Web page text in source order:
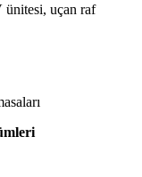
ünitesi, uçan raf